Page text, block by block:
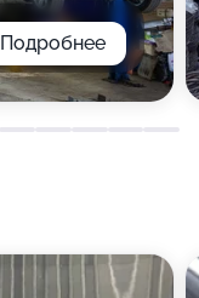
Подробнее